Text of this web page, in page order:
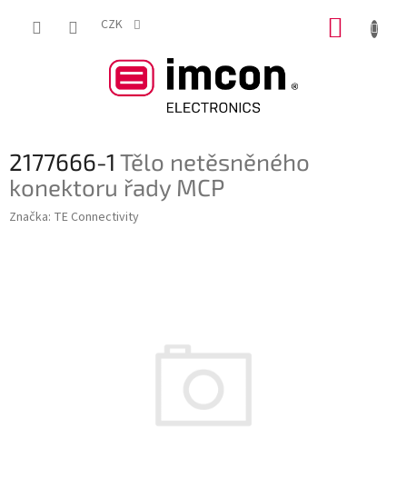
CZK
2177666-1 Tělo netěsněného
konektoru řady MCP
Značka: TE Connectivity